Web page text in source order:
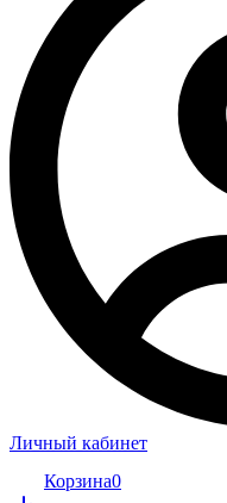
Личный кабинет
Корзина0